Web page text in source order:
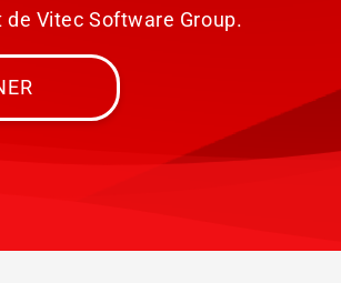
de Vitec Software Group.